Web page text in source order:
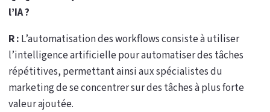
l’IA ?
R : L’automatisation des workflows consiste à utiliser
l’intelligence artificielle pour automatiser des tâches
répétitives, permettant ainsi aux spécialistes du
marketing de se concentrer sur des tâches à plus forte
valeur ajoutée.